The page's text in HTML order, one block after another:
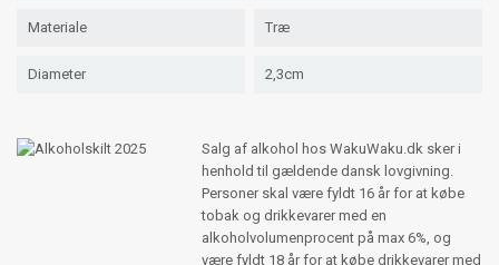
Materiale Træ
Diameter 2,3cm
Salg af alkohol hos WakuWaku.dk sker i
henhold til gældende dansk lovgivning.
Personer skal være fyldt 16 år for at købe
tobak og drikkevarer med en
alkoholvolumenprocent på max 6%, og
være fyldt 18 år for at købe drikkevarer med